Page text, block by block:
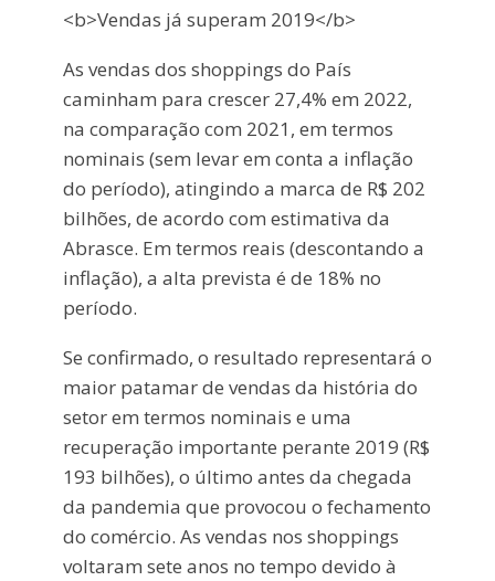
<b>Vendas já superam 2019</b>
As vendas dos shoppings do País
caminham para crescer 27,4% em 2022,
na comparação com 2021, em termos
nominais (sem levar em conta a inflação
do período), atingindo a marca de R$ 202
bilhões, de acordo com estimativa da
Abrasce. Em termos reais (descontando a
inflação), a alta prevista é de 18% no
período.
Se confirmado, o resultado representará o
maior patamar de vendas da história do
setor em termos nominais e uma
recuperação importante perante 2019 (R$
193 bilhões), o último antes da chegada
da pandemia que provocou o fechamento
do comércio. As vendas nos shoppings
voltaram sete anos no tempo devido à